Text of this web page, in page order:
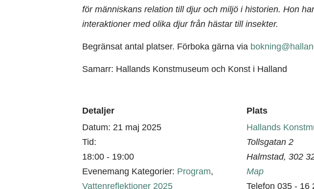
för människans relation till djur och miljö i historien. Hon
interaktioner med olika djur från hästar till insekter.
Begränsat antal platser. Förboka gärna via
Samarr: Hallands Konstmuseum och Konst i Halland
Detaljer
Datum: 21 maj 2025
Tid:
18:00 - 19:00
Evenemang Kategorier: Program,
Vattenreflektioner 2025
Plats
Hallands
Tollsgatan 2
Halmstad, 302
Map
Telefon 035 - 16